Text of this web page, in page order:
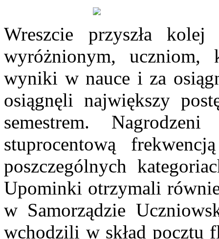
Wreszcie przyszła
wyróżnionym, uczniom,
wyniki w nauce i za
osiągnęli największy
semestrem.
stuprocentową
poszczególnych
Upominki otrzymali
w Samorządzie
wchodzili w skład pocztu